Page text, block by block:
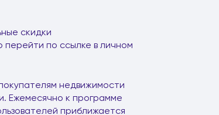
скидки
по ссылке в личном
недвижимости
Ежемесячно к программе
приближается